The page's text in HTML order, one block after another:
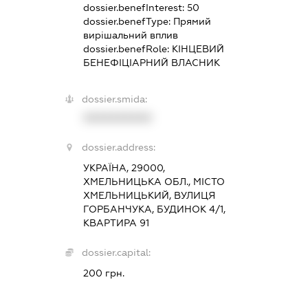
dossier.benefInterest: 50
dossier.benefType: Прямий
вирішальний вплив
dossier.benefRole: КІНЦЕВИЙ
БЕНЕФІЦІАРНИЙ ВЛАСНИК
dossier.smida:
dossier.address:
УКРАЇНА, 29000,
ХМЕЛЬНИЦЬКА ОБЛ., МІСТО
ХМЕЛЬНИЦЬКИЙ, ВУЛИЦЯ
ГОРБАНЧУКА, БУДИНОК 4/1,
КВАРТИРА 91
dossier.capital:
200 грн.